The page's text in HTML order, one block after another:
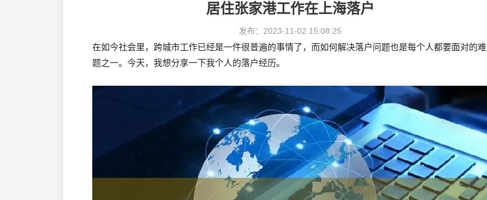
居住张家港工作在上海落户
发布： 2023-11-02 15:08:25
在如今社会里，跨城市工作已经是一件很普遍的事情了，而如何解决落户问题也是每个人都要面对的难
题之一。今天，我想分享一下我个人的落户经历。